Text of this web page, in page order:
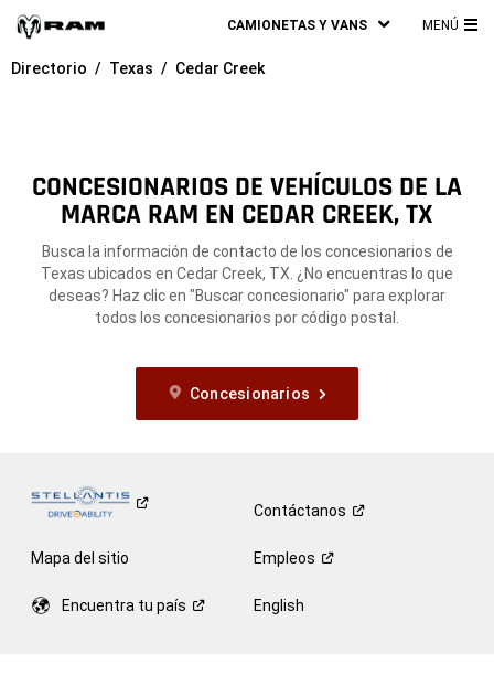
CAMIONETAS Y VANS MENÚ
Directorio Texas Cedar Creek
CONCESIONARIOS DE VEHÍCULOS DE LA
MARCA RAM EN CEDAR CREEK, TX
Busca la información de contacto de los concesionarios de
Texas ubicados en Cedar Creek, TX. ¿No encuentras lo que
deseas? Haz clic en "Buscar concesionario" para explorar
todos los concesionarios por código postal.
Concesionarios
Contáctanos
Mapa del sitio Empleos
Encuentra tu país English